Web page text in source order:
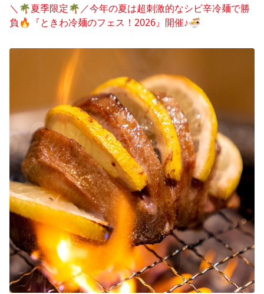
＼🌴夏季限定🌴／今年の夏は超刺激的なシビ辛冷麺で勝
負🔥『ときわ冷麺のフェス！2026』開催♪🍜